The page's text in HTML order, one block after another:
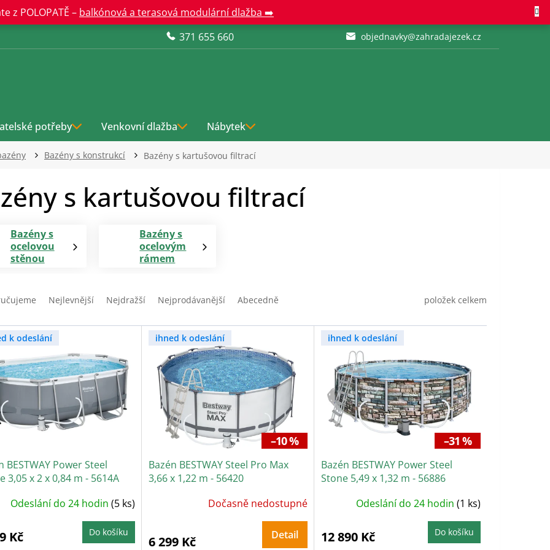
z POLOPATĚ – balkónová a terasová modulární dlažba ➡️
371 655 660
objednavky@zahradajezek.cz
potřeby Venkovní dlažba Nábytek
Bazény s konstrukcí Bazény s kartušovou filtrací
s kartušovou filtrací
Bazény s
ocelovou
stěnou
Bazény s
ocelovým
rámem
Nejlevnější Nejdražší Nejprodávanější Abecedně položek celkem
k odeslání
BESTWAY Power Steel
3,05 x 2 x 0,84 m - 5614A
Odeslání do 24 hodin (5 ks)
Kč Do košíku
ihned k odeslání
–10 %
Bazén BESTWAY Steel Pro Max
3,66 x 1,22 m - 56420
Dočasně nedostupné
6 299 Kč Detail
ihned k odeslání
–31 %
Bazén BESTWAY Power Steel
Stone 5,49 x 1,32 m - 56886
Odeslání do 24 hodin (1 ks)
12 890 Kč Do košíku